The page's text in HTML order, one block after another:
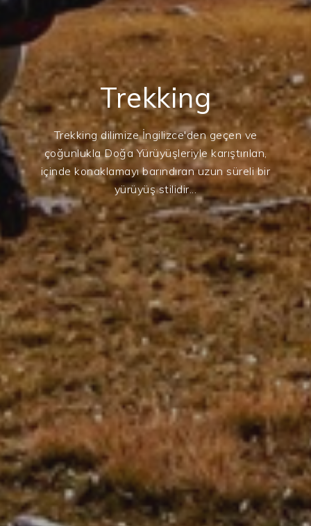
Trekking
Trekking dilimize İngilizce'den geçen ve
çoğunlukla Doğa Yürüyüşleriyle karıştırılan,
içinde konaklamayı barındıran uzun süreli bir
yürüyüş stilidir...